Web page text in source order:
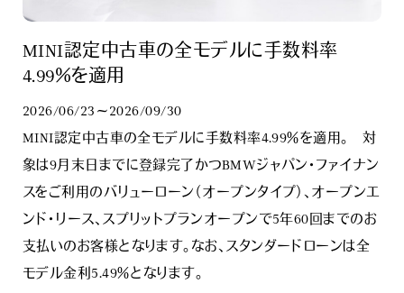
MINI認定中古車の全モデルに手数料率
4.99％を適用
2026/06/23～2026/09/30
MINI認定中古車の全モデルに手数料率4.99％を適用。 対
象は9月末日までに登録完了かつBMWジャパン・ファイナン
スをご利用のバリューローン（オープンタイプ）、オープンエ
ンド・リース、スプリットプランオープンで5年60回までのお
支払いのお客様となります。なお、スタンダードローンは全
モデル金利5.49％となります。